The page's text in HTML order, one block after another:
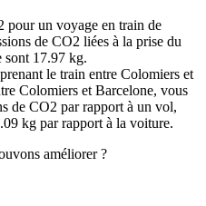
pour un voyage en train de
de CO2 liées à la prise du
sont 17.97 kg.
le train entre Colomiers et
Colomiers et Barcelone, vous
de CO2 par rapport à un vol,
kg par rapport à la voiture.
améliorer ?